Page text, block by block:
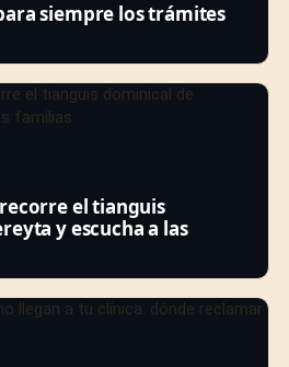
siempre los trámites
el tianguis
y escucha a las